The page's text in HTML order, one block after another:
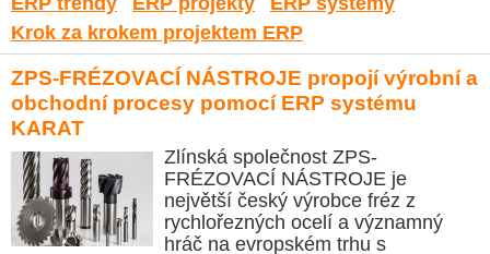
Krok za krokem projektem ERP
ZPS-FRÉZOVACÍ NÁSTROJE propojí výrobní a
obchodní procesy pomocí ERP systému
KARAT
Zlínská společnost ZPS-
FRÉZOVACÍ NÁSTROJE je
největší český výrobce fréz z
rychlořezných ocelí a významný
hráč na evropském trhu s